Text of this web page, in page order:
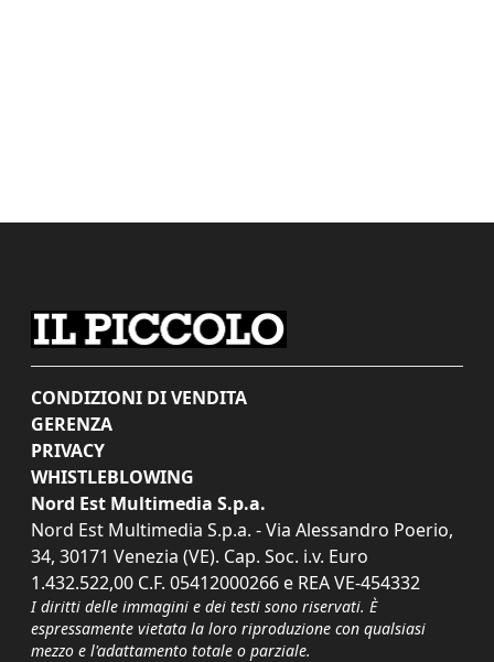
CONDIZIONI DI VENDITA
GERENZA
PRIVACY
WHISTLEBLOWING
Nord Est Multimedia S.p.a.
Nord Est Multimedia S.p.a. - Via Alessandro Poerio,
34, 30171 Venezia (VE). Cap. Soc. i.v. Euro
1.432.522,00 C.F. 05412000266 e REA VE-454332
I diritti delle immagini e dei testi sono riservati. È
espressamente vietata la loro riproduzione con qualsiasi
mezzo e l'adattamento totale o parziale.